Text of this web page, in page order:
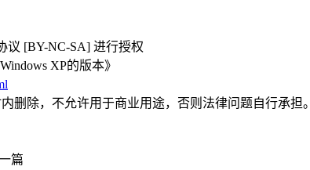
议 [BY-NC-SA] 进行授权
XP的版本》
删除，不允许用于商业用途，否则法律问题自行承担。
篇